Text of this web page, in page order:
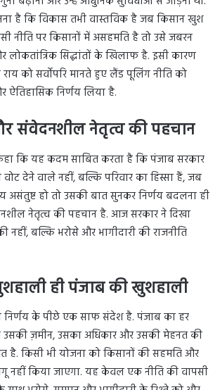
है कि विकास तभी वास्तविक है जब किसान खुश
नीति पर किसानों में असहमति है तो उसे जबरन
लोकतांत्रिक सिद्धांतों के खिलाफ है. इसी कारण
को सर्वोपरि मानते हुए लैंड पूलिंग नीति को
निर्णय लिया है.
संवेदनशील नेतृत्व की पहचान
कि यह कदम साबित करता है कि पंजाब सरकार
देने वाले नहीं, बल्कि परिवार का हिस्सा हैं, जब
असंतुष्ट हो तो उसकी बात सुनकर निर्णय बदलना ही
नेतृत्व की पहचान है. आज सरकार ने दिखा
नहीं, बल्कि भरोसे और भागीदारी की राजनीति
ही पंजाब की खुशहाली
निर्णय के पीछे एक साफ संदेश है. पंजाब का हर
उसकी ज़मीन, उसका अधिकार और उसकी मेहनत की
है. किसी भी योजना को किसानों की सहमति और
नहीं किया जाएगा. यह केवल एक नीति की वापसी